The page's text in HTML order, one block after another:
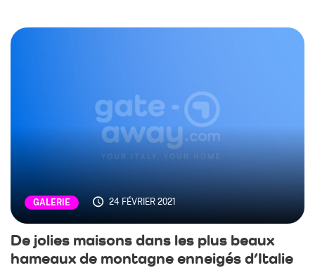
GALERIE 24 FÉVRIER 2021
De jolies maisons dans les plus beaux
hameaux de montagne enneigés d’Italie